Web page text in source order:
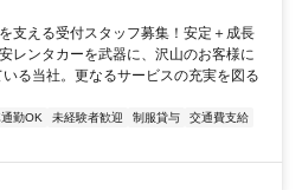
支える受付スタッフ募集！安定＋成長
レンタカーを武器に、沢山のお客様に
る当社。更なるサービスの充実を図る
勤OK 未経験者歓迎 制服貸与
交通費支給